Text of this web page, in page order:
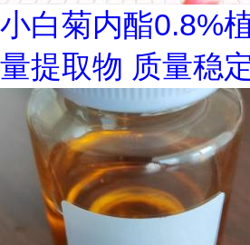
小白菊内酯0.8%
量提取物 质量稳